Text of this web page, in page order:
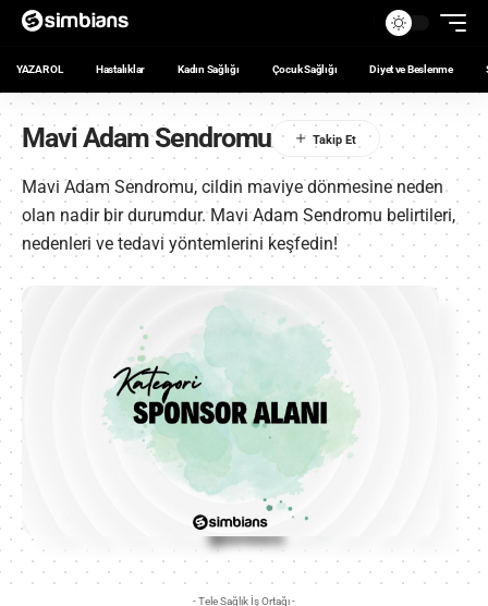
YAZAR OL Hastalıklar Kadın Sağlığı Çocuk Sağlığı Diyet ve Beslenme
Mavi Adam Sendromu
Mavi Adam Sendromu, cildin maviye dönmesine neden
olan nadir bir durumdur. Mavi Adam Sendromu belirtileri,
nedenleri ve tedavi yöntemlerini keşfedin!
- Tele Sağlık İş Ortağı -